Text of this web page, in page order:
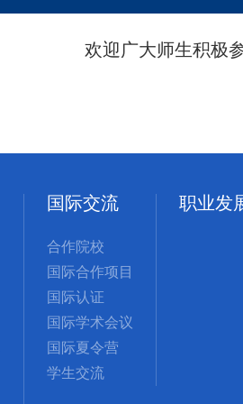
欢迎广大师生积极
国际交流
合作院校
国际合作项目
国际认证
国际学术会议
国际夏令营
学生交流
职业发